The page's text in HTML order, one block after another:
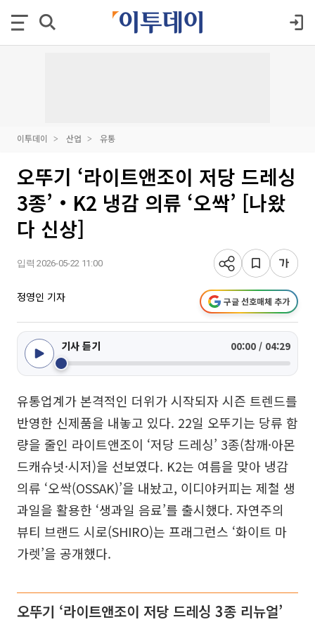
이투데이 산업 유통
오뚜기 ‘라이트앤조이 저당 드레싱
3종’‧K2 냉감 의류 ‘오싹’ [나왔
다 신상]
입력 2026-05-22 11:00
정영인 기자 구글 선호매체 추가
기사 듣기 00:00 / 04:29
유통업계가 본격적인 더위가 시작되자 시즌 트렌드를
반영한 신제품을 내놓고 있다. 22일 오뚜기는 당류 함
량을 줄인 라이트앤조이 ‘저당 드레싱’ 3종(참깨·아몬
드캐슈넛·시저)을 선보였다. K2는 여름을 맞아 냉감
의류 ‘오싹(OSSAK)’을 내놨고, 이디야커피는 제철 생
과일을 활용한 ‘생과일 음료’를 출시했다. 자연주의
뷰티 브랜드 시로(SHIRO)는 프래그런스 ‘화이트 마
가렛’을 공개했다.
오뚜기 ‘라이트앤조이 저당 드레싱 3종 리뉴얼’